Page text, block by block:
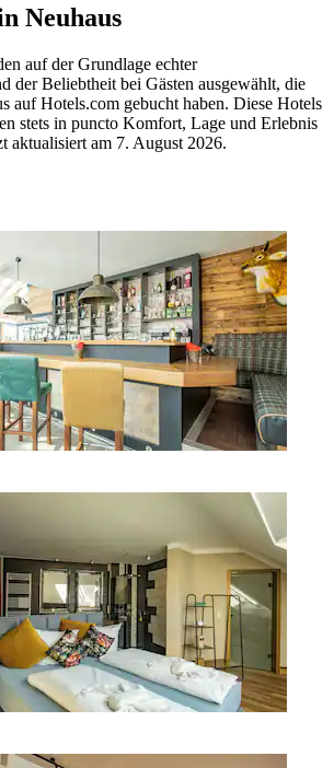
Neuhaus
auf der Grundlage echter
der Beliebtheit bei Gästen ausgewählt, die
auf Hotels.com gebucht haben. Diese Hotels
stets in puncto Komfort, Lage und Erlebnis
aktualisiert am 7. August 2026.